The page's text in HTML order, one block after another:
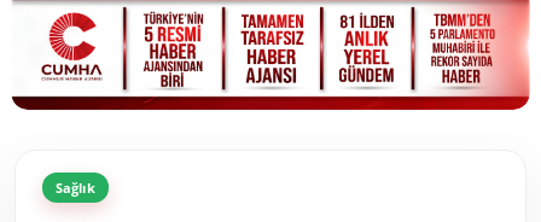
Cumhurbaşkanlığı
Bakanlıklar
Siyasi Partiler
Sağlık